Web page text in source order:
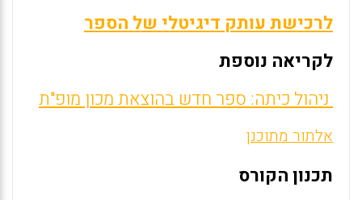
לרכישת עותק דיגיטלי של הספר
לקריאה נוספת
ניהול כיתה: ספר חדש בהוצאת מכון מופ"ת
אלתור מתוכנן
תכנון הקורס